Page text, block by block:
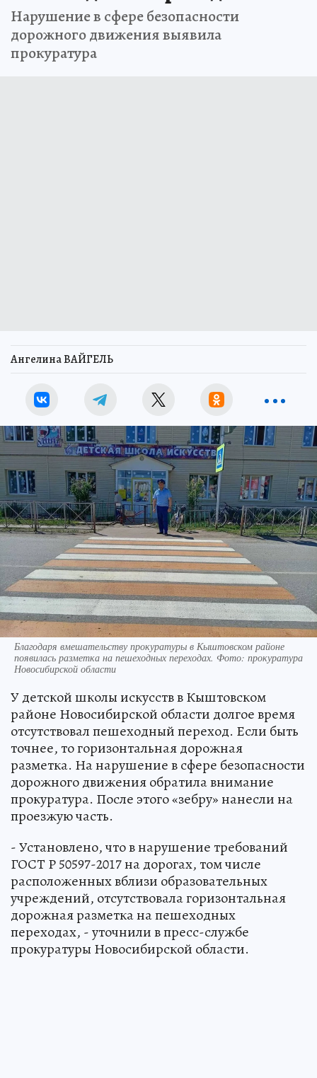
Нарушение в сфере безопасности
дорожного движения выявила
прокуратура
Ангелина ВАЙГЕЛЬ
Благодаря вмешательству прокуратуры в Кыштовском районе
появилась разметка на пешеходных переходах. Фото: прокуратура
Новосибирской области
У детской школы искусств в Кыштовском
районе Новосибирской области долгое время
отсутствовал пешеходный переход. Если быть
точнее, то горизонтальная дорожная
разметка. На нарушение в сфере безопасности
дорожного движения обратила внимание
прокуратура. После этого «зебру» нанесли на
проезжую часть.
- Установлено, что в нарушение требований
ГОСТ Р 50597-2017 на дорогах, том числе
расположенных вблизи образовательных
учреждений, отсутствовала горизонтальная
дорожная разметка на пешеходных
переходах, - уточнили в пресс-службе
прокуратуры Новосибирской области.